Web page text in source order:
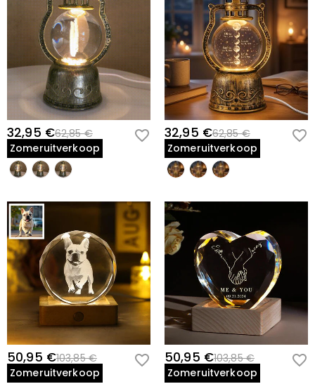
32,95 €62,85 €
Zomeruitverkoop
32,95 €62,85 €
Zomeruitverkoop
50,95 €103,85 €
Zomeruitverkoop
50,95 €103,85 €
Zomeruitverkoop